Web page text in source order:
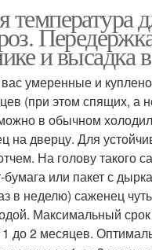
температура
и высадка
умеренные и
(при этом спящих, а
в обычном
на дверцу. Для
На голову такого
или пакет с
в неделю) саженец чуть
Максимальный
1 до 2 месяцев.